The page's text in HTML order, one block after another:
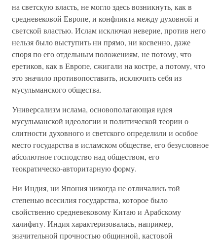
на светскую власть, не могло здесь возникнуть, как в
средневековой Европе, и конфликта между духовной и
светской властью. Ислам исключал неверие, против него
нельзя было выступить ни прямо, ни косвенно, даже
споря по его отдельным положениям, не потому, что
еретиков, как в Европе, сжигали на костре, а потому, что
это значило противопоставить, исключить себя из
мусульманского общества.
Универсализм ислама, основополагающая идея
мусульманской идеологии и политической теории о
слитности духовного и светского определили и особое
место государства в исламском обществе, его безусловное
абсолютное господство над обществом, его
теократическо-авторитарную форму.
Ни Индия, ни Япония никогда не отличались той
степенью всесилия государства, которое было
свойственно средневековому Китаю и Арабскому
халифату. Индия характеризовалась, например,
значительной прочностью общинной, кастовой